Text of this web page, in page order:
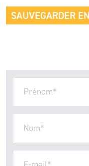
SAUVEGARDER
Prénom*
Nom*